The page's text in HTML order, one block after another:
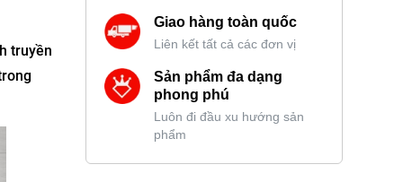
truyền
Giao hàng toàn quốc
Liên kết tất cả các đơn vị
Sản phẩm đa dạng
phong phú
Luôn đi đầu xu hướng sản
phẩm